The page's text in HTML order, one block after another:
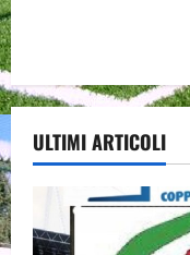
ULTIMI ARTICOLI